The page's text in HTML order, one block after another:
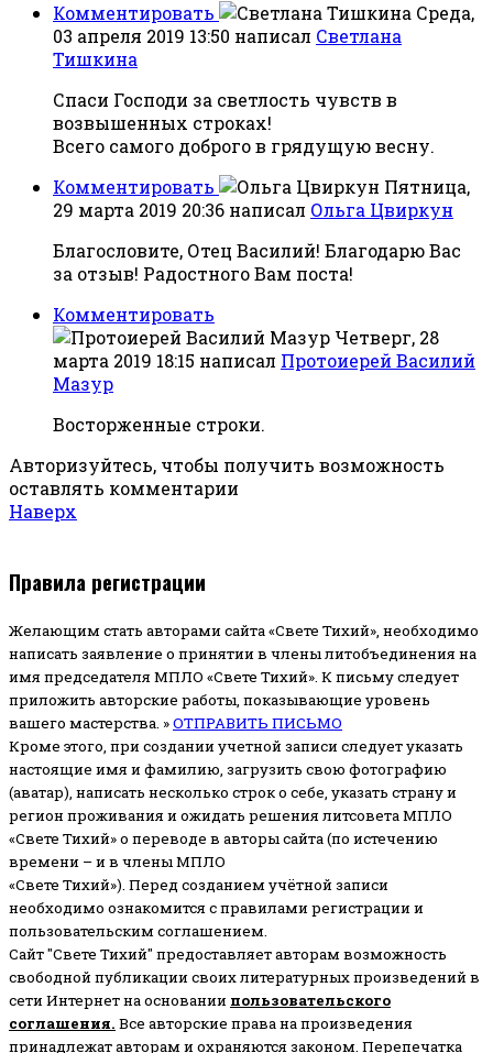
Комментировать
Среда,
03 апреля 2019 13:50 написал Светлана
Тишкина
Спаси Господи за светлость чувств в
возвышенных строках!
Всего самого доброго в грядущую весну.
Комментировать
Пятница,
29 марта 2019 20:36 написал Ольга Цвиркун
Благословите, Отец Василий! Благодарю Вас
за отзыв! Радостного Вам поста!
Комментировать
Четверг, 28
марта 2019 18:15 написал Протоиерей Василий
Мазур
Восторженные строки.
Авторизуйтесь, чтобы получить возможность
оставлять комментарии
Наверх
Правила регистрации
Желающим стать авторами сайта «Свете Тихий», необходимо
написать заявление о принятии в члены литобъединения на
имя председателя МПЛО «Свете Тихий». К письму следует
приложить авторские работы, показывающие уровень
вашего мастерства. »ОТПРАВИТЬ ПИСЬМО
Кроме этого, при создании учетной записи следует указать
настоящие имя и фамилию, загрузить свою фотографию
(аватар), написать несколько строк о себе, указать страну и
регион проживания и ожидать решения литсовета МПЛО
«Свете Тихий» о переводе в авторы сайта (по истечению
времени – и в члены МПЛО
«Свете Тихий»). Перед созданием учётной записи
необходимо ознакомится с правилами регистрации и
пользовательским соглашением.
Сайт "Свете Тихий" предоставляет авторам возможность
свободной публикации своих литературных произведений в
сети Интернет на основании пользовательского
соглашения. Все авторские права на произведения
принадлежат авторам и охраняются законом. Перепечатка